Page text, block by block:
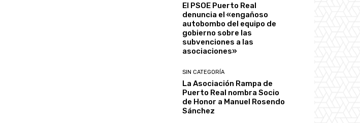
El PSOE Puerto Real
denuncia el «engañoso
autobombo del equipo de
gobierno sobre las
subvenciones a las
asociaciones»
SIN CATEGORÍA
La Asociación Rampa de
Puerto Real nombra Socio
de Honor a Manuel Rosendo
Sánchez